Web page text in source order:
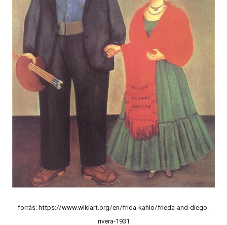
forrás: https://www.wikiart.org/en/frida-kahlo/frieda-and-diego-
rivera-1931